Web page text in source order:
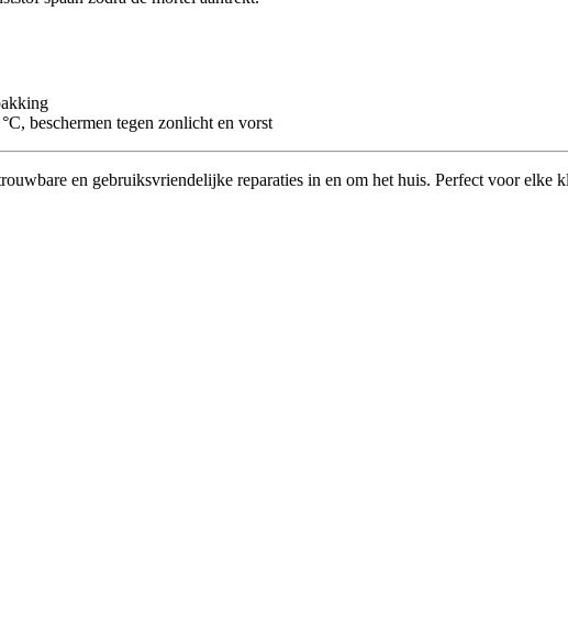
beschermen tegen zonlicht en vorst
en gebruiksvriendelijke reparaties in en om het huis. Perfect voor